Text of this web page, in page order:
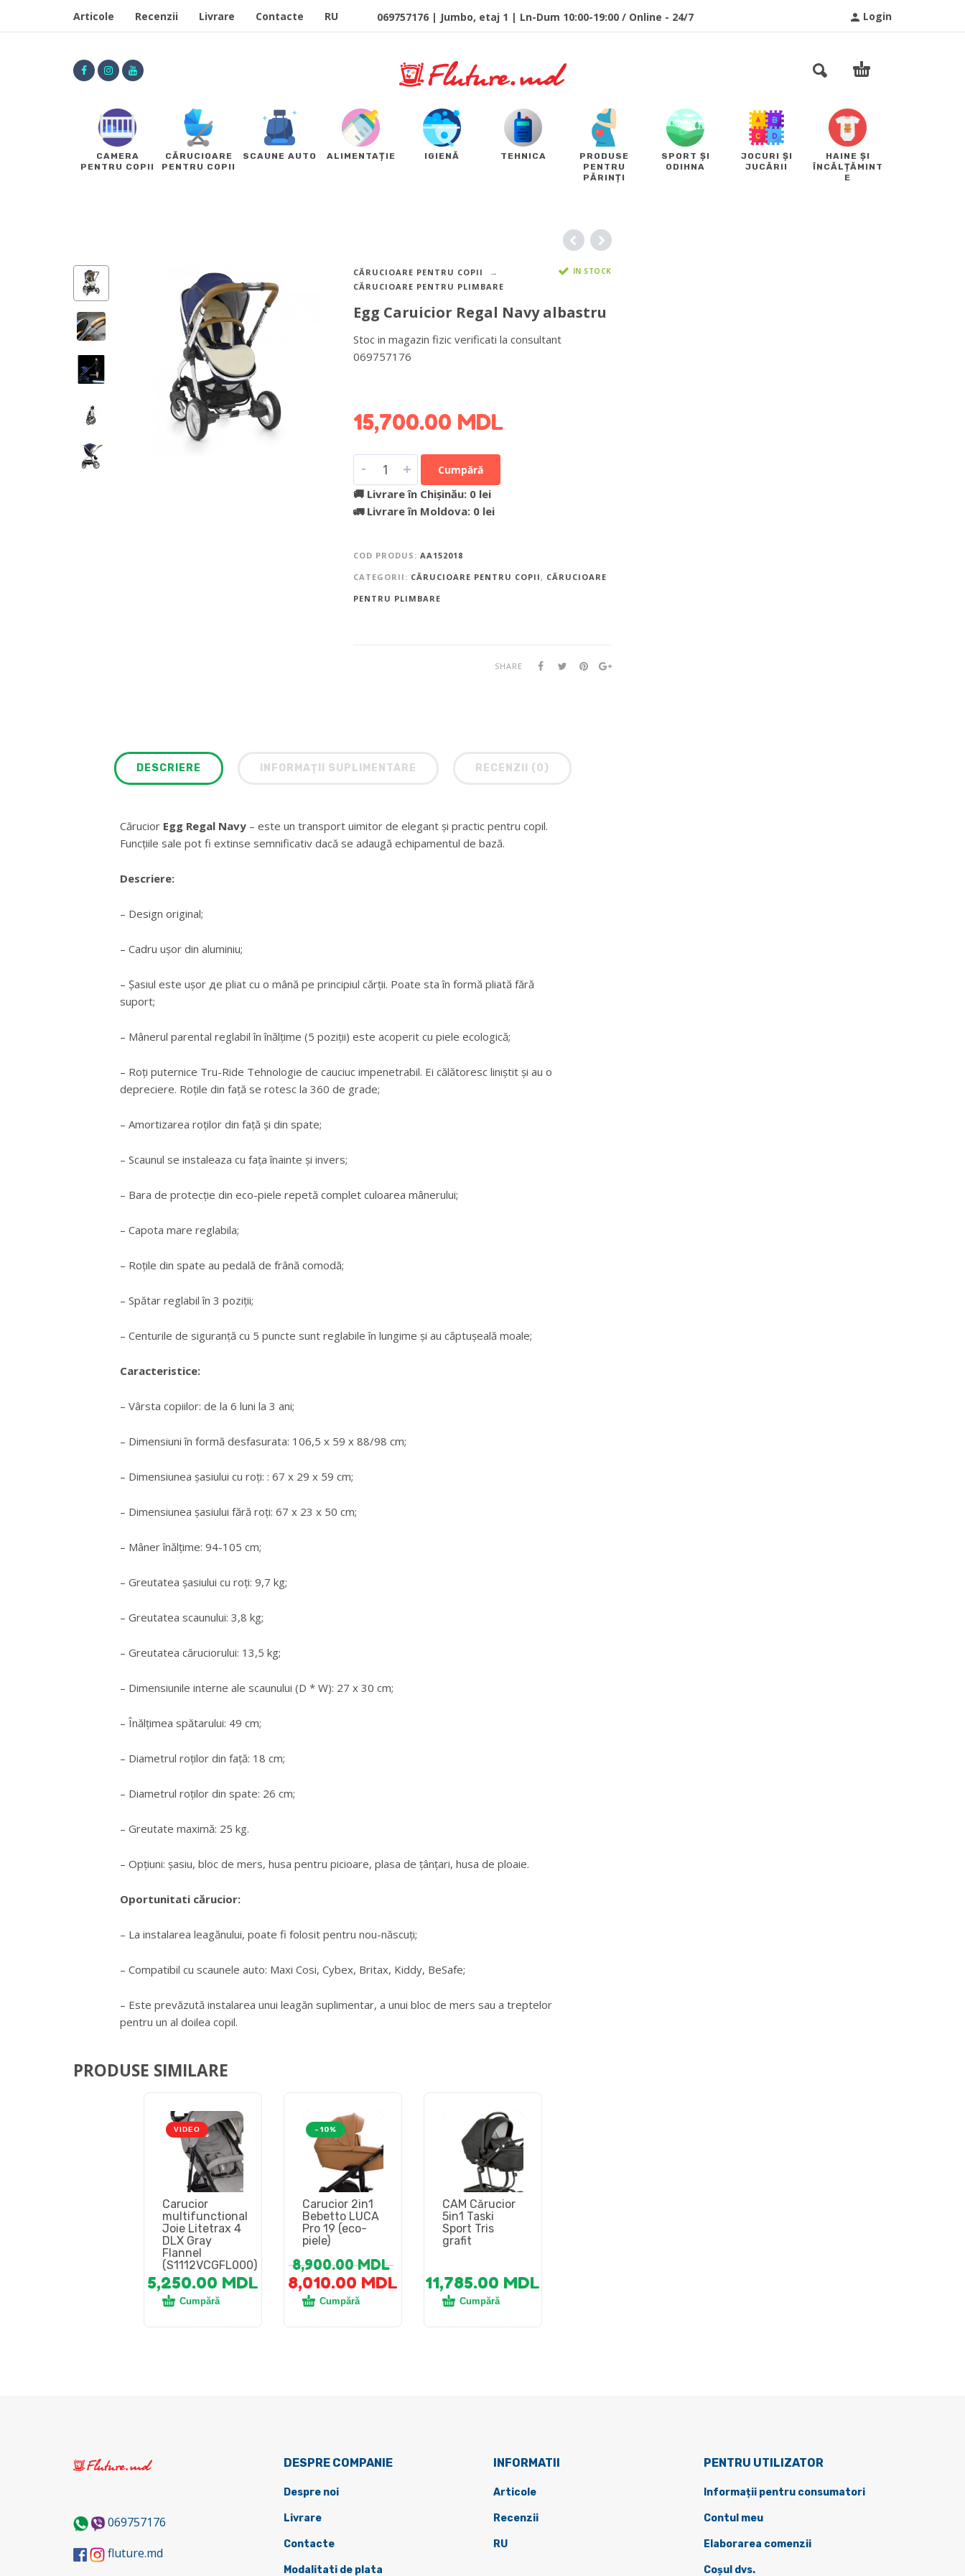
Login
Articole Recenzii Livrare Contacte RU 069757176 | Jumbo, etaj 1 | Ln-Dum 10:00-19:00 / Online - 24/7
CAMERA
PENTRU COPII
CĂRUCIOARE
PENTRU COPII
SCAUNE AUTO ALIMENTAȚIE IGIENĂ TEHNICA
PRODUSE
PENTRU
PĂRINȚI
SPORT ȘI
ODIHNA
JOCURI ȘI
JUCĂRII
HAINE ȘI
ÎNCĂLȚĂMINT
E
CĂRUCIOARE PENTRU COPII
CĂRUCIOARE PENTRU PLIMBARE
IN STOCK
Egg Caruicior Regal Navy albastru
Stoc in magazin fizic verificati la consultant
069757176
15,700.00 MDL
- + Cumpără
🚚 Livrare în Chișinău: 0 lei
🚛 Livrare în Moldova: 0 lei
COD PRODUS: AA152018
CATEGORII: CĂRUCIOARE PENTRU COPII , CĂRUCIOARE
PENTRU PLIMBARE
SHARE
DESCRIERE INFORMAȚII SUPLIMENTARE RECENZII (0)
Cărucior Egg Regal Navy– este un transport uimitor de elegant și practic pentru copil.
Funcțiile sale pot fi extinse semnificativ dacă se adaugă echipamentul de bază.
Descriere:
– Design original;
– Cadru ușor din aluminiu;
– Șasiul este ușor де pliat cu o mână pe principiul cărții. Poate sta în formă pliată fără
suport;
– Mânerul parental reglabil în înălțime (5 poziții) este acoperit cu piele ecologică;
– Roți puternice Tru-Ride Tehnologie de cauciuc impenetrabil. Ei călătoresc liniștit și au o
depreciere. Roțile din față se rotesc la 360 de grade;
– Amortizarea roților din față și din spate;
– Scaunul se instaleaza cu fața înainte și invers;
– Bara de protecție din eco-piele repetă complet culoarea mânerului;
– Capota mare reglabila;
– Roțile din spate au pedală de frână comodă;
– Spătar reglabil în 3 poziții;
– Centurile de siguranță cu 5 puncte sunt reglabile în lungime și au căptușeală moale;
Caracteristice:
– Vârsta copiilor: de la 6 luni la 3 ani;
– Dimensiuni în formă desfasurata: 106,5 x 59 x 88/98 cm;
– Dimensiunea șasiului cu roți: : 67 x 29 x 59 cm;
– Dimensiunea șasiului fără roți: 67 x 23 x 50 cm;
– Mâner înălțime: 94-105 cm;
– Greutatea șasiului cu roți: 9,7 kg;
– Greutatea scaunului: 3,8 kg;
– Greutatea căruciorului: 13,5 kg;
– Dimensiunile interne ale scaunului (D * W): 27 x 30 cm;
– Înălțimea spătarului: 49 cm;
– Diametrul roților din față: 18 cm;
– Diametrul roților din spate: 26 cm;
– Greutate maximă: 25 kg.
– Opțiuni: șasiu, bloc de mers, husa pentru picioare, plasa de țânțari, husa de ploaie.
Oportunitati cărucior:
– La instalarea leagănului, poate fi folosit pentru nou-născuți;
– Compatibil cu scaunele auto: Maxi Cosi, Cybex, Britax, Kiddy, BeSafe;
– Este prevăzută instalarea unui leagăn suplimentar, a unui bloc de mers sau a treptelor
pentru un al doilea copil.
PRODUSE SIMILARE
VIDEO
Carucior
multifunctional
Joie Litetrax 4
DLX Gray
Flannel
(S1112VCGFL000)
5,250.00 MDL
Cumpără
-10%
Carucior 2in1
Bebetto LUCA
Pro 19 (eco-
piele)
8,900.00MDL
8,010.00 MDL
Cumpără
CAM Cărucior
5in1 Taski
Sport Tris
grafit
11,785.00 MDL
Cumpără
069757176
fluture.md
DESPRE COMPANIE
Despre noi
Livrare
Contacte
Modalitati de plata
INFORMATII
Articole
Recenzii
RU
PENTRU UTILIZATOR
Informații pentru consumatori
Contul meu
Elaborarea comenzii
Coșul dvs.